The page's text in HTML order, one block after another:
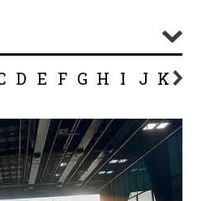
D E F G H I J K L